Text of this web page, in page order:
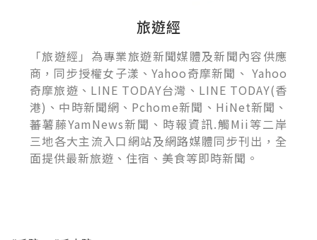
旅遊經
「旅遊經」為專業旅遊新聞媒體及新聞內容供應
商，同步授權女子漾、Yahoo奇摩新聞、 Yahoo
奇摩旅遊、LINE TODAY台灣、LINE TODAY(香
港)、中時新聞網、Pchome新聞、HiNet新聞、
蕃薯藤YamNews新聞、時報資訊.觸Mii等二岸
三地各大主流入口網站及網路媒體同步刊出，全
面提供最新旅遊、住宿、美食等即時新聞。